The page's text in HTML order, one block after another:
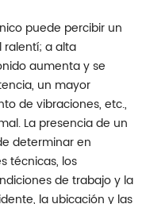
puede percibir un
ralentí; a alta
aumenta y se
un mayor
de vibraciones, etc.,
La presencia de un
determinar en
técnicas, los
de trabajo y la
la ubicación y las